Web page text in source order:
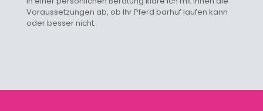
Voraussetzungen ab, ob Ihr Pferd barhuf laufen kann
oder besser nicht.